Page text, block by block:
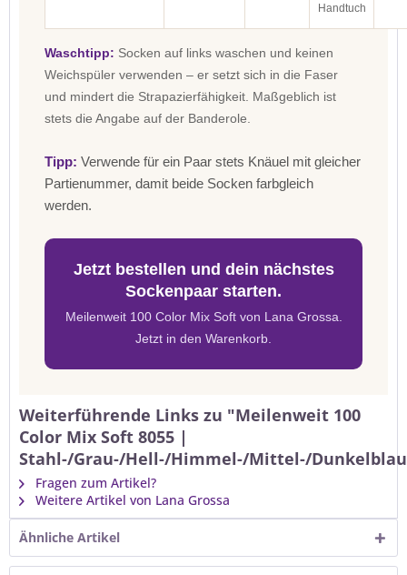
Handtuch
Waschtipp: Socken auf links waschen und keinen
Weichspüler verwenden – er setzt sich in die Faser
und mindert die Strapazierfähigkeit. Maßgeblich ist
stets die Angabe auf der Banderole.
Tipp: Verwende für ein Paar stets Knäuel mit gleicher
Partienummer, damit beide Socken farbgleich
werden.
Jetzt bestellen und dein nächstes
Sockenpaar starten.
Meilenweit 100 Color Mix Soft von Lana Grossa.
Jetzt in den Warenkorb.
Weiterführende Links zu "Meilenweit 100
Color Mix Soft 8055 |
Stahl-/Grau-/Hell-/Himmel-/Mittel-/
Fragen zum Artikel?
Weitere Artikel von Lana Grossa
Ähnliche Artikel